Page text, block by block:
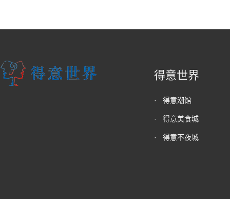
得意世界
· 得意潮馆
· 得意美食城
· 得意不夜城